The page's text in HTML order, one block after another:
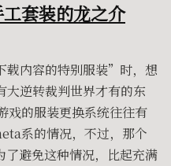
套装的龙之介
载内容的特别服装”时，想
大逆转裁判世界才有的东
的服装更换系统往往有
系的情况，不过，那个
避免这种情况，比起充满